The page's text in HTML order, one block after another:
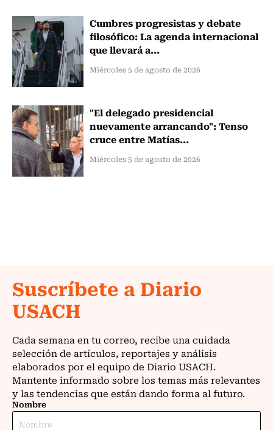
Cumbres progresistas y debate
filosófico: La agenda internacional
que llevará a...
Miércoles 5 de agosto de 2026
"El delegado presidencial
nuevamente arrancando": Tenso
cruce entre Matías...
Miércoles 5 de agosto de 2026